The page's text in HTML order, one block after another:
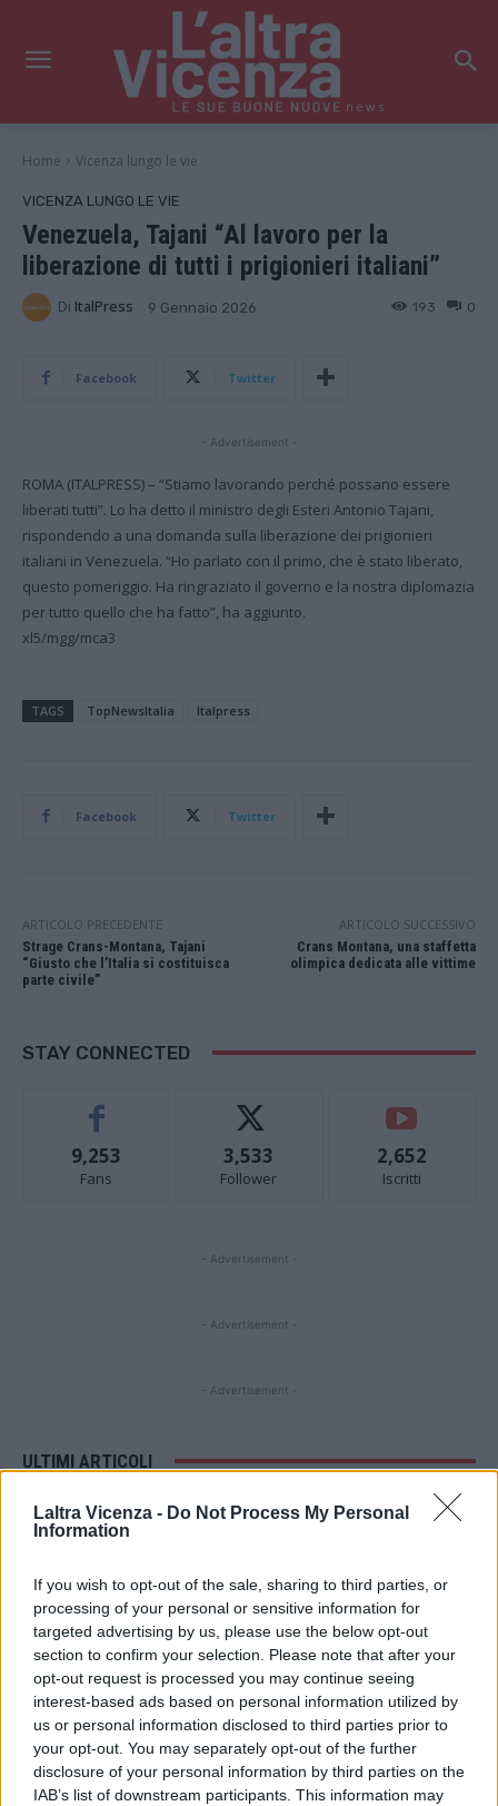
Laltra Vicenza - Do Not Process My Personal
Information
If you wish to opt-out of the sale, sharing to third parties, or
processing of your personal or sensitive information for
targeted advertising by us, please use the below opt-out
section to confirm your selection. Please note that after your
opt-out request is processed you may continue seeing
interest-based ads based on personal information utilized by
us or personal information disclosed to third parties prior to
your opt-out. You may separately opt-out of the further
disclosure of your personal information by third parties on the
IAB’s list of downstream participants. This information may
news
Home Vicenza lungo le vie
VICENZA LUNGO LE VIE
Venezuela, Tajani “Al lavoro per la
liberazione di tutti i prigionieri italiani”
Di ItalPress 9 Gennaio 2026 0
193
Facebook Twitter
- Advertisement -
ROMA (ITALPRESS) – “Stiamo lavorando perché possano essere
liberati tutti”. Lo ha detto il ministro degli Esteri Antonio Tajani,
rispondendo a una domanda sulla liberazione dei prigionieri
italiani in Venezuela. “Ho parlato con il primo, che è stato liberato,
questo pomeriggio. Ha ringraziato il governo e la nostra diplomazia
per tutto quello che ha fatto”, ha aggiunto.
xl5/mgg/mca3
TAGS TopNewsItalia Italpress
Facebook Twitter
ARTICOLO PRECEDENTE
Strage Crans-Montana, Tajani
“Giusto che l’Italia si costituisca
parte civile”
ARTICOLO SUCCESSIVO
Crans Montana, una staffetta
olimpica dedicata alle vittime
STAY CONNECTED
9,253
Fans
3,533
Follower
2,652
Iscritti
- Advertisement -
- Advertisement -
- Advertisement -
ULTIMI ARTICOLI
Sanpaolo di Vicenza aperte gratis
EVENTI
Paolo Gnutti premiato come eccellenza
veneta nel mondo all’International
Scledum film festival